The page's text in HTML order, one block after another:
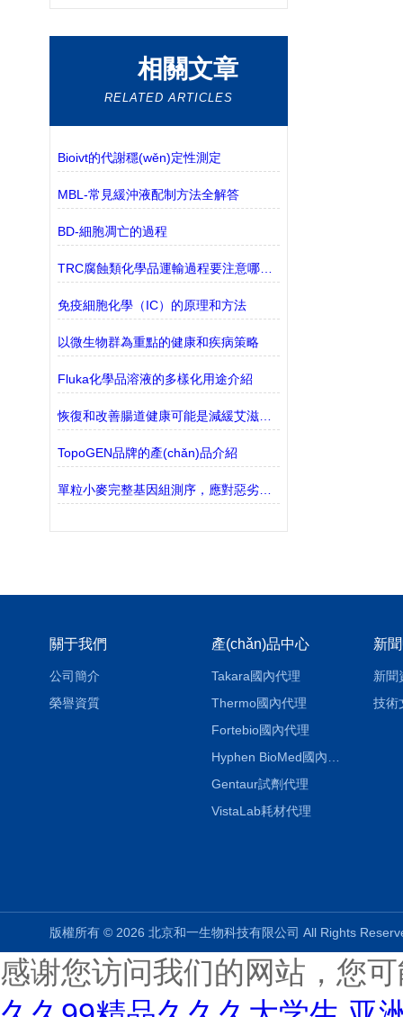
相關文章
RELATED ARTICLES
Bioivt的代謝穩(wěn)定性測定
MBL-常見緩沖液配制方法全解答
BD-細胞凋亡的過程
TRC腐蝕類化學品運輸過程要注意哪些？
免疫細胞化學（IC）的原理和方法
以微生物群為重點的健康和疾病策略
Fluka化學品溶液的多樣化用途介紹
恢復和改善腸道健康可能是減緩艾滋病毒向艾滋病發(fā)展的關鍵
TopoGEN品牌的產(chǎn)品介紹
單粒小麥完整基因組測序，應對惡劣天氣影響
關于我們
公司簡介
榮譽資質
產(chǎn)品中心
Takara國內代理
Thermo國內代理
Fortebio國內代理
Gentaur試劑代理
VistaLab耗材代理
新
新聞
技術
版權所有 © 2026 北京和一生物科技有限公司 All Rights
感谢您访问我们的网站，您